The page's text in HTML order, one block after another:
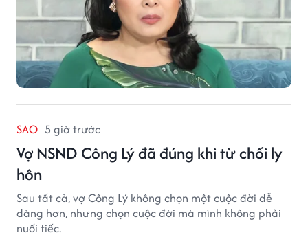
SAO 5 giờ trước
Vợ NSND Công Lý đã đúng khi từ chối ly
hôn
Sau tất cả, vợ Công Lý không chọn một cuộc đời dễ
dàng hơn, nhưng chọn cuộc đời mà mình không phải
nuối tiếc.